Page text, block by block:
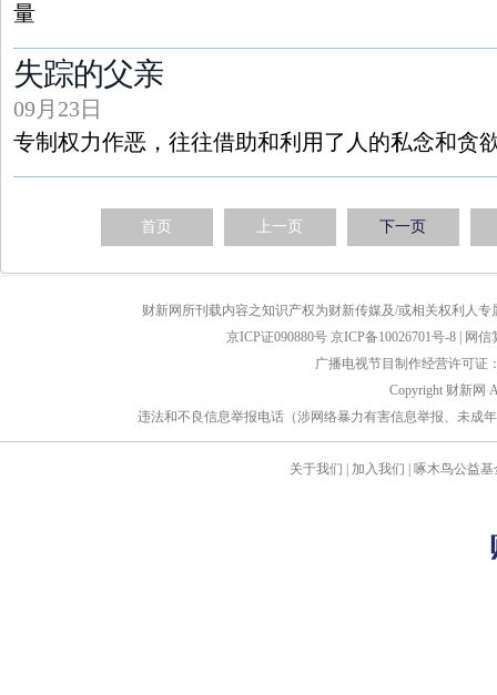
量
失踪的父亲
09月23日
专制权力作恶，往往借助和利用了人的私念和贪
首页 上一页 下一页
财新网所刊载内容之知识产权为财新传媒及/或相关权利人
京ICP证090880号 京ICP备10026701号-8
网信
广播电视节目制作经营许可证
Copyright 财新网
违法和不良信息举报电话（涉网络暴力有害信息举报、未成
关于我们 加入我们 啄木鸟公益